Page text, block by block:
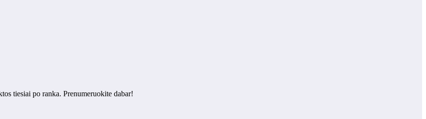
tiesiai po ranka. Prenumeruokite dabar!